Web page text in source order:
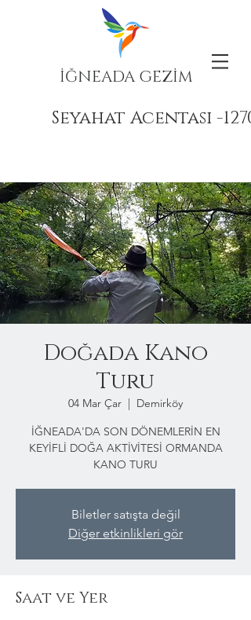
İĞNEADA GEZİM
Seyahat Acentası -
Doğada Kano
Turu
04 Mar Çar
  |
Demirköy
İĞNEADA'DA SON DÖNEMLERİN EN
KEYİFLİ DOĞA AKTİVİTESİ ORMANDA
KANO TURU
Biletler satışta değil
Diğer etkinlikleri gör
Saat ve Yer